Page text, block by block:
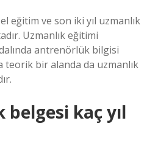
eğitim ve son iki yıl uzmanlık
Uzmanlık eğitimi
antrenörlük bilgisi
teorik bir alanda da uzmanlık
kaç yıl